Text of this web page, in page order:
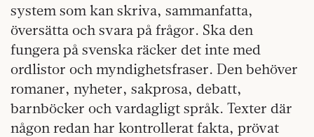
system som kan skriva, sammanfatta,
översätta och svara på frågor. Ska den
fungera på svenska räcker det inte med
ordlistor och myndighetsfraser. Den behöver
romaner, nyheter, sakprosa, debatt,
barnböcker och vardagligt språk. Texter där
någon redan har kontrollerat fakta, prövat